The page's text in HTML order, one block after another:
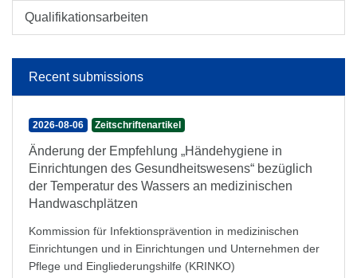
Qualifikationsarbeiten
Recent submissions
2026-08-06 Zeitschriftenartikel
Änderung der Empfehlung „Händehygiene in
Einrichtungen des Gesundheitswesens“ bezüglich
der Temperatur des Wassers an medizinischen
Handwaschplätzen
Kommission für Infektionsprävention in medizinischen
Einrichtungen und in Einrichtungen und Unternehmen der
Pflege und Eingliederungshilfe (KRINKO)